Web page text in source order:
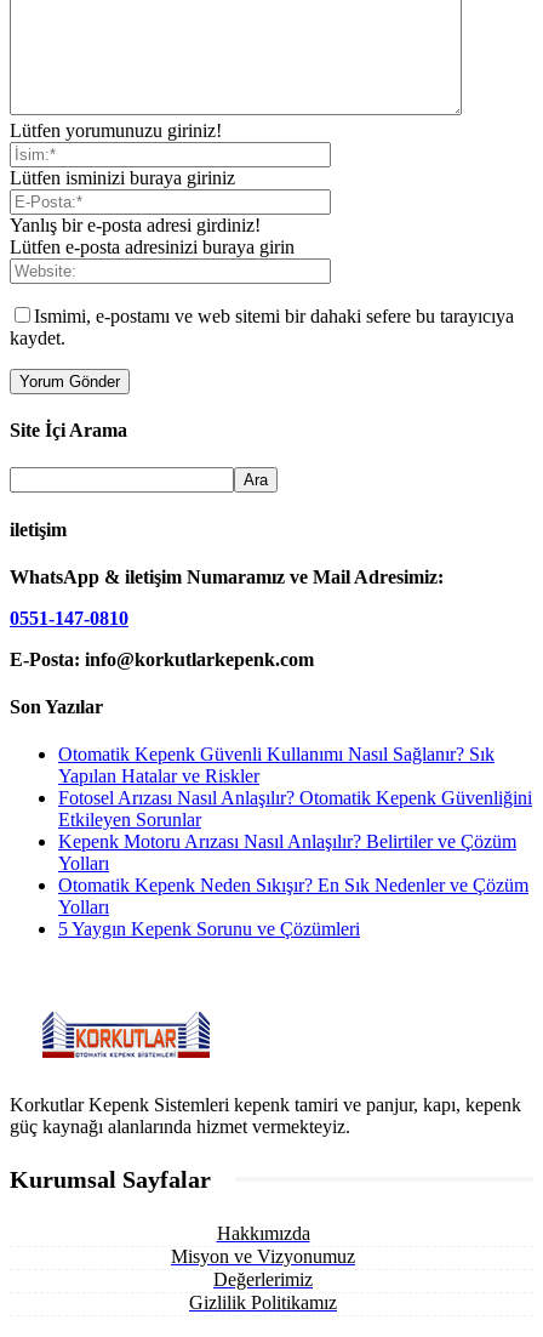
Lütfen yorumunuzu giriniz!
Lütfen isminizi buraya giriniz
Yanlış bir e-posta adresi girdiniz!
Lütfen e-posta adresinizi buraya girin
Ismimi, e-postamı ve web sitemi bir dahaki sefere bu tarayıcıya
kaydet.
Site İçi Arama
iletişim
WhatsApp & iletişim Numaramız ve Mail Adresimiz:
0551-147-0810
E-Posta: info@korkutlarkepenk.com
Son Yazılar
Otomatik Kepenk Güvenli Kullanımı Nasıl Sağlanır? Sık
Yapılan Hatalar ve Riskler
Fotosel Arızası Nasıl Anlaşılır? Otomatik Kepenk Güvenliğini
Etkileyen Sorunlar
Kepenk Motoru Arızası Nasıl Anlaşılır? Belirtiler ve Çözüm
Yolları
Otomatik Kepenk Neden Sıkışır? En Sık Nedenler ve Çözüm
Yolları
5 Yaygın Kepenk Sorunu ve Çözümleri
Korkutlar Kepenk Sistemleri kepenk tamiri ve panjur, kapı, kepenk
güç kaynağı alanlarında hizmet vermekteyiz.
Kurumsal Sayfalar
Hakkımızda
Misyon ve Vizyonumuz
Değerlerimiz
Gizlilik Politikamız